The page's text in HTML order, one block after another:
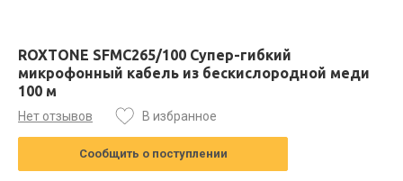
ROXTONE SFMC265/100 Супер-гибкий
микрофонный кабель из бескислородной меди
100 м
Нет отзывов В избранное
Сообщить о поступлении